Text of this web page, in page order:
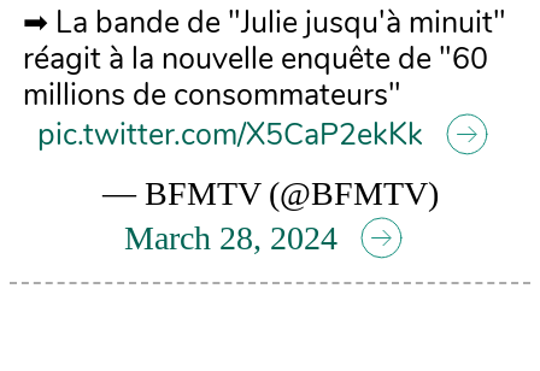
➡ La bande de "Julie jusqu'à minuit"
réagit à la nouvelle enquête de "60
millions de consommateurs"
pic.twitter.com/X5CaP2ekKk
— BFMTV (@BFMTV)
March 28, 2024